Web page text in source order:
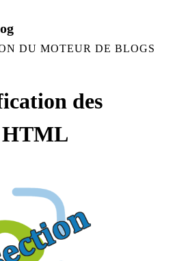
DU MOTEUR DE BLOGS
des
HTML